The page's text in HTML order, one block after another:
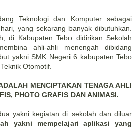
Teknologi dan Komputer sebagai
yang sekarang banyak dibutuhkan.
di Kabupaten Tebo didirikan Sekolah
ahli-ahli menengah dibidang
yakni SMK Negeri 6 kabupaten Tebo
Otomotif.
MENCIPTAKAN TENAGA AHLI
PHOTO GRAFIS DAN ANIMASI.
yakni kegiatan di sekolah dan diluar
yakni mempelajari aplikasi yang